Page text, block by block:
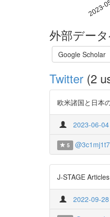
外部デー
Google Scholar
Twitter (2
欧米諸国と日本
2023-06-
5
J-STAGE
2022-09-